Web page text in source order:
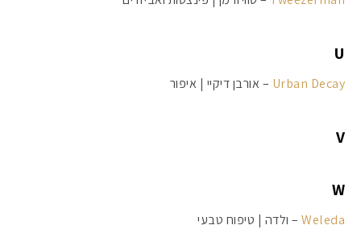
U
Urban Decay – אורבן דיקיי | איפור
V
W
Weleda – ולדה | טיפוח טבעי